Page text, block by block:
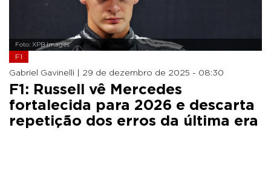
Foto: XPB Images
F1
Gabriel Gavinelli | 29 de dezembro de 2025 - 08:30
F1: Russell vê Mercedes
fortalecida para 2026 e descarta
repetição dos erros da última era